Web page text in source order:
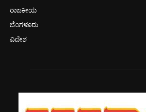
ರಾಜಕೀಯ
ಬೆಂಗಳೂರು
ವಿದೇಶ